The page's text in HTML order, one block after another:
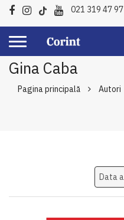
021 319 47 97
Gina Caba
Pagina principală Autori